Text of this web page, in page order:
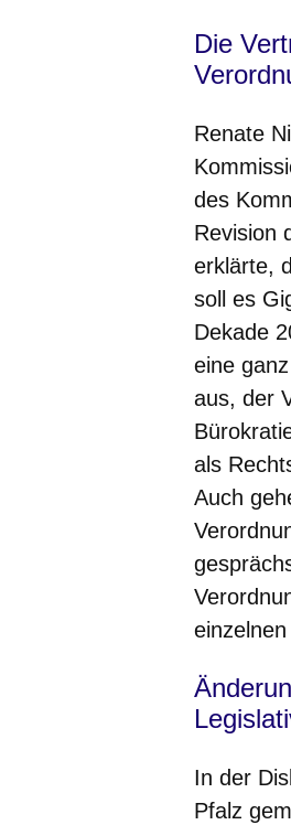
Die
Renate
des
Revision
erklärte,
soll es
Dekade
eine
aus, der
als
Auch
In der
Pfalz